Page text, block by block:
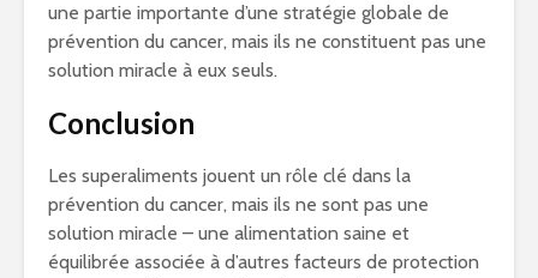
une partie importante d’une stratégie globale de
prévention du cancer, mais ils ne constituent pas une
solution miracle à eux seuls.
Conclusion
Les superaliments jouent un rôle clé dans la
prévention du cancer, mais ils ne sont pas une
solution miracle – une alimentation saine et
équilibrée associée à d’autres facteurs de protection